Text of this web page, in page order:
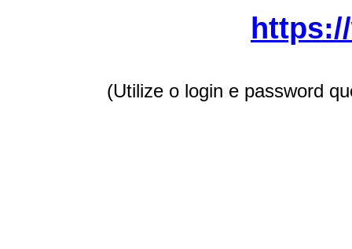
(Utilize o login e password